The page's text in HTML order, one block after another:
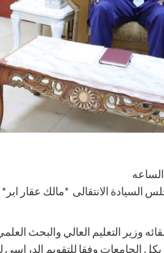
السيادة الانتقالى *مالك عقار
وزير التعليم العالي والبحث
الجامعات وفقا للتقويم